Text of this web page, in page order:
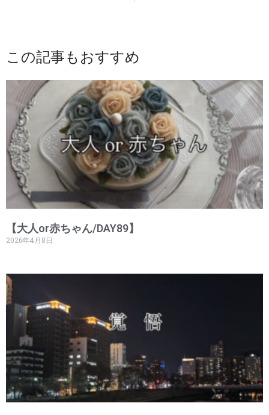
この記事もおすすめ
【大人or赤ちゃん/DAY89】
2026年4月8日